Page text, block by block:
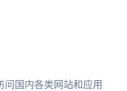
国内各类网站和应用